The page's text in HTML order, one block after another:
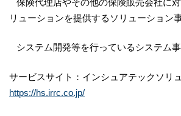
保険代理店やその他の保険販売会社に
リューションを提供するソリューション
システム開発等を行っているシステム
サービスサイト：インシュアテックソリ
https://hs.irrc.co.jp/